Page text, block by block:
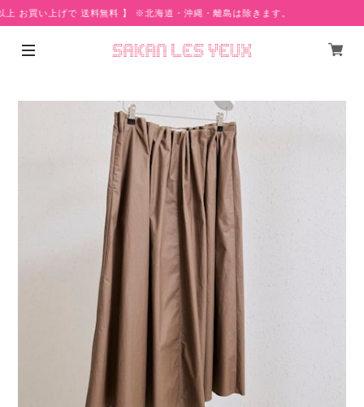
買い上げで 送料無料 】 ※北海道・沖縄・離島は除きます。